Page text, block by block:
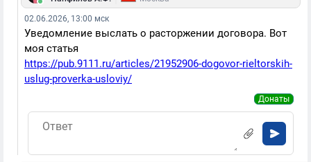
02.06.2026, 13:00 мск
Уведомление выслать о расторжении договора. Вот
моя статья
https://pub.9111.ru/articles/21952906-dogovor-rieltorskih-
uslug-proverka-usloviy/
Донаты